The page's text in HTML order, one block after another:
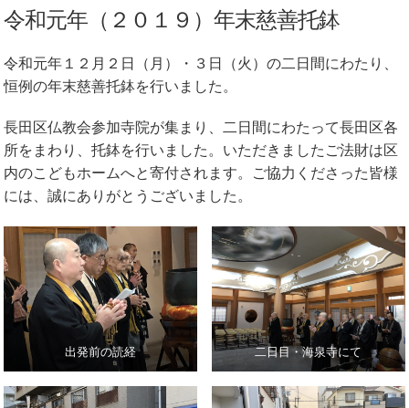
令和元年（２０１９）年末慈善托鉢
令和元年１２月２日（月）・３日（火）の二日間にわたり、
恒例の年末慈善托鉢を行いました。
長田区仏教会参加寺院が集まり、二日間にわたって長田区各
所をまわり、托鉢を行いました。いただきましたご法財は区
内のこどもホームへと寄付されます。ご協力くださった皆様
には、誠にありがとうございました。
出発前の読経 二日目・海泉寺にて